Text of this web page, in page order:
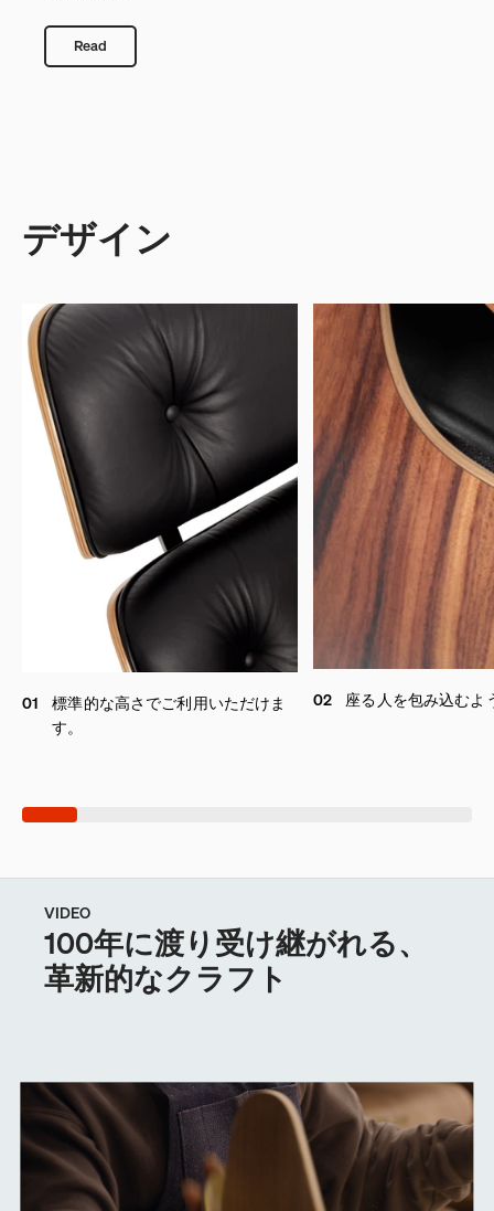
Read
デザイン
01
標準的な高さでご利用いただけま
す。
02 座る人を包み込むよ
VIDEO
100年に渡り受け継がれる、
革新的なクラフト